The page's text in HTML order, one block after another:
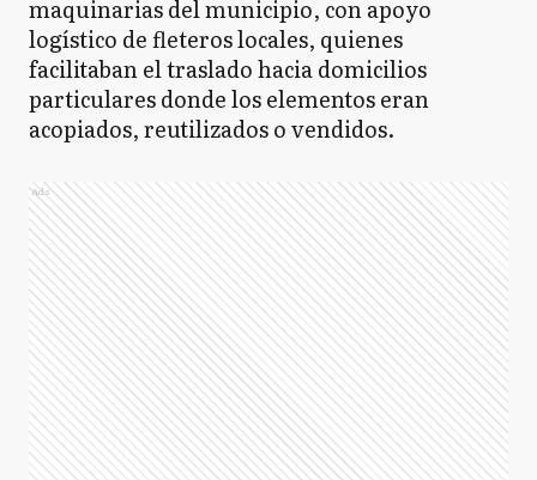
maquinarias del municipio, con apoyo
logístico de fleteros locales, quienes
facilitaban el traslado hacia domicilios
particulares donde los elementos eran
acopiados, reutilizados o vendidos.
Ads